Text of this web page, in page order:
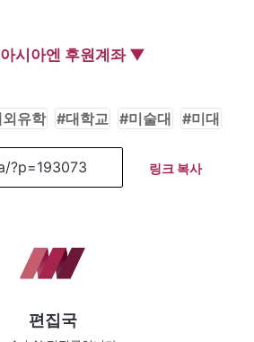
시아엔 후원계좌 ▼
유학 대학교 미술대 미대
링크 복사
편집국